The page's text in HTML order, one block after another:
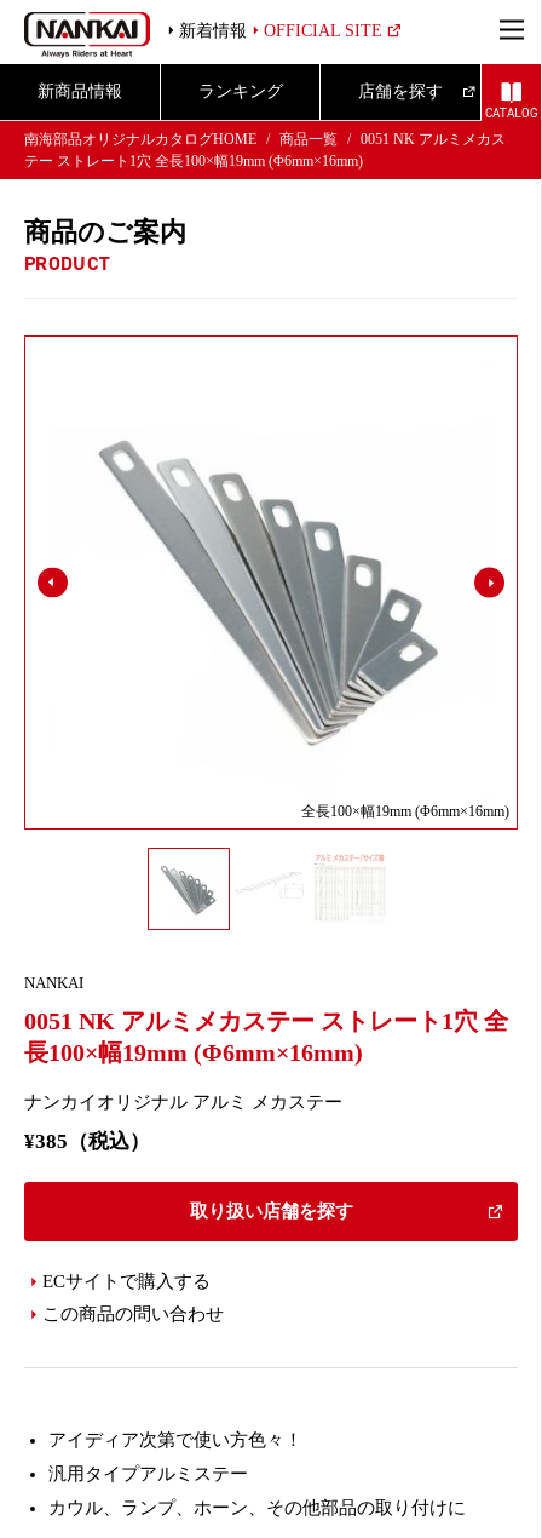
新着情報 OFFICIAL SITE
新商品情報 ランキング 店舗を探す
CATALOG
南海部品オリジナルカタログHOME
商品一覧
0051 NK アルミメカス
テー ストレート1穴 全長100×幅19mm (Φ6mm×16mm)
商品のご案内
PRODUCT
全長100×幅19mm (Φ6mm×16mm)
NANKAI
0051 NK アルミメカステー ストレート1穴 全
長100×幅19mm (Φ6mm×16mm)
ナンカイオリジナル アルミ メカステー
¥385（税込）
取り扱い店舗を探す
ECサイトで購入する
この商品の問い合わせ
アイディア次第で使い方色々！
汎用タイプアルミステー
カウル、ランプ、ホーン、その他部品の取り付けに